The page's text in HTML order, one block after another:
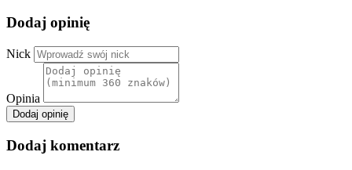
Dodaj opinię
Nick
Opinia
Dodaj opinię
Dodaj komentarz